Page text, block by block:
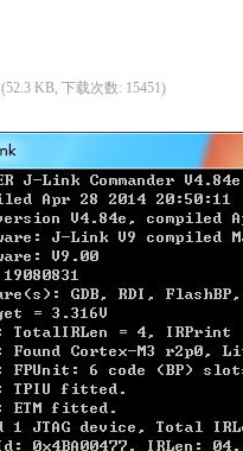
(52.3 KB, 下载次数: 15451)